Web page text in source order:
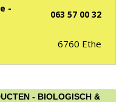
-
063 57 00 32
6760 Ethe
- BIOLOGISCH &